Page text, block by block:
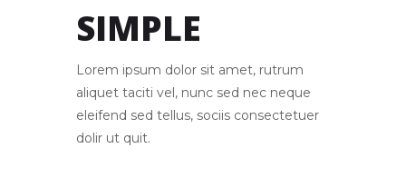
SIMPLE
Lorem ipsum dolor sit amet, rutrum
aliquet taciti vel, nunc sed nec neque
eleifend sed tellus, sociis consectetuer
dolir ut quit.